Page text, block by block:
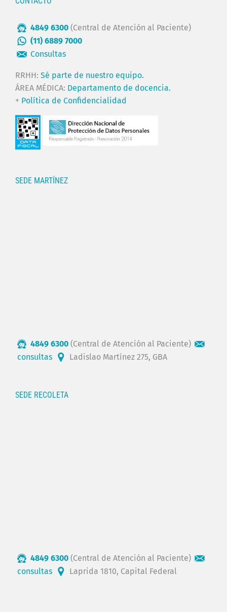
4849 6300 (Central de Atención al Paciente)
(11) 6889 7000
Consultas
RRHH: Sé parte de nuestro equipo.
ÁREA MÉDICA: Departamento de docencia.
+ Política de Confidencialidad
SEDE MARTÍNEZ
4849 6300 (Central de Atención al Paciente)
consultas
Ladislao Martínez 275, GBA
SEDE RECOLETA
4849 6300 (Central de Atención al Paciente)
consultas
Laprida 1810, Capital Federal